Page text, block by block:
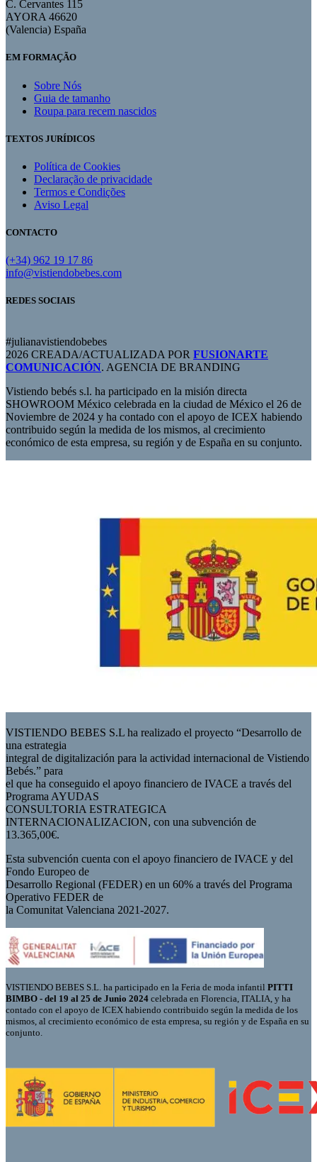
C. Cervantes 115
AYORA 46620
(Valencia) España
EM FORMAÇÃO
Sobre Nós
Guia de tamanho
Roupa para recem nascidos
TEXTOS JURÍDICOS
Política de Cookies
Declaração de privacidade
Termos e Condições
Aviso Legal
CONTACTO
(+34) 962 19 17 86
info@vistiendobebes.com
REDES SOCIAIS
#julianavistiendobebes
2026 CREADA/ACTUALIZADA POR FUSIONARTE
COMUNICACIÓN. AGENCIA DE BRANDING
Vistiendo bebés s.l. ha participado en la misión directa
SHOWROOM México celebrada en la ciudad de México el 26 de
Noviembre de 2024 y ha contado con el apoyo de ICEX habiendo
contribuido según la medida de los mismos, al crecimiento
económico de esta empresa, su región y de España en su conjunto.
VISTIENDO BEBES S.L ha realizado el proyecto “Desarrollo de
una estrategia
integral de digitalización para la actividad internacional de Vistiendo
Bebés.” para
el que ha conseguido el apoyo financiero de IVACE a través del
Programa AYUDAS
CONSULTORIA ESTRATEGICA
INTERNACIONALIZACION, con una subvención de
13.365,00€.
Esta subvención cuenta con el apoyo financiero de IVACE y del
Fondo Europeo de
Desarrollo Regional (FEDER) en un 60% a través del Programa
Operativo FEDER de
la Comunitat Valenciana 2021-2027.
VISTIENDO BEBES S.L. ha participado en la Feria de moda infantil PITTI
BIMBO - del 19 al 25 de Junio 2024 celebrada en Florencia, ITALIA, y ha
contado con el apoyo de ICEX habiendo contribuido según la medida de los
mismos, al crecimiento económico de esta empresa, su región y de España en su
conjunto.